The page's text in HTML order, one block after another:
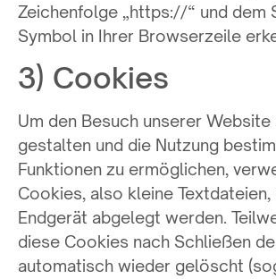
Zeichenfolge „https://“ und dem
Symbol in Ihrer Browserzeile
3) Cookies
Um den Besuch unserer
gestalten und die Nutzung
Funktionen zu ermöglichen,
Cookies, also kleine Textdateien,
Endgerät abgelegt werden.
diese Cookies nach Schließen
automatisch wieder gelöscht